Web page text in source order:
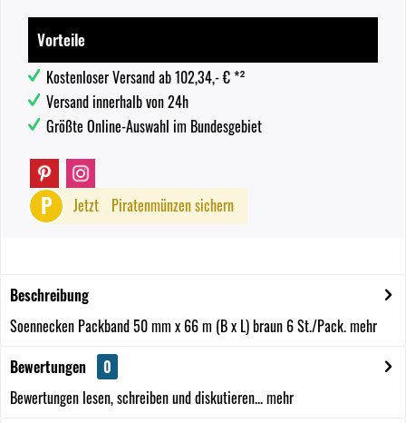
Vorteile
Kostenloser Versand ab 102,34,- € *²
Versand innerhalb von 24h
Größte Online-Auswahl im Bundesgebiet
P Jetzt Piratenmünzen sichern
Beschreibung
Soennecken Packband 50 mm x 66 m (B x L) braun 6 St./Pack.mehr
Bewertungen
0
Bewertungen lesen, schreiben und diskutieren...mehr